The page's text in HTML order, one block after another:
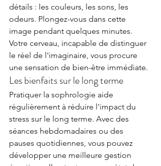
détails : les couleurs, les sons, les
odeurs. Plongez-vous dans cette
image pendant quelques minutes.
Votre cerveau, incapable de distinguer
le réel de l'imaginaire, vous procure
une sensation de bien-être immédiate.
Les bienfaits sur le long terme
Pratiquer la sophrologie aide
régulièrement à réduire l'impact du
stress sur le long terme. Avec des
séances hebdomadaires ou des
pauses quotidiennes, vous pouvez
développer une meilleure gestion